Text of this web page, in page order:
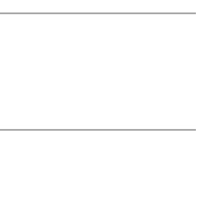
mit beiden Farben, das
wird im folgenden Bild
zu Fehlern) und weiteren
üben